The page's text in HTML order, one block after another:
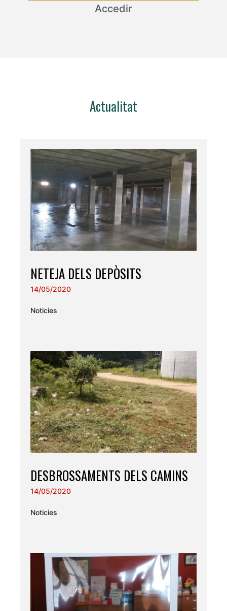
Accedir
Actualitat
NETEJA DELS DEPÒSITS
14/05/2020
Noticies
DESBROSSAMENTS DELS CAMINS
14/05/2020
Noticies